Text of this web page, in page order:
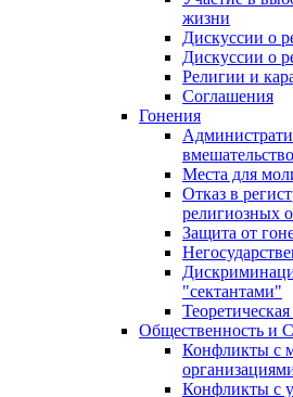
жизни
Дискуссии о
Дискуссии о
Религии и
Соглашения
Гонения
вмешательство
Места для
Отказ в
религиозных
Защита от
"сектантами"
Общественность и
Конфликты с
Конфликты с